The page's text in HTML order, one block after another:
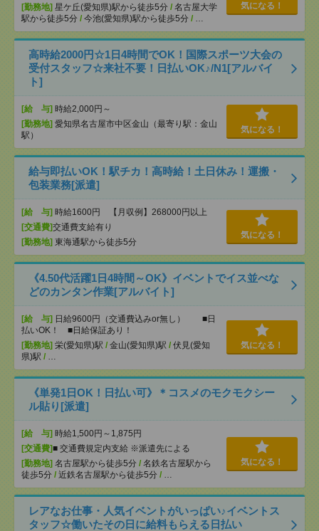
[勤務地] 星ケ丘(愛知県)駅から徒歩5分 / 名古屋大学
駅から徒歩5分 / 今池(愛知県)駅から徒歩5分 / …
気になる！
高時給2000円☆1日4時間でOK！国際スポーツ大会の
受付スタッフ☆来社不要！日払いOK♪/N1[アルバイ
ト]
[給 与] 時給2,000円～
[勤務地] 愛知県名古屋市中区金山（最寄り駅：金山
駅）
気になる！
給与即払いOK！駅チカ！高時給！土日休み！運搬・
包装業務[派遣]
[給 与] 時給1600円 【月収例】268000円以上
[交通費]交通費支給有り
[勤務地] 東海通駅から徒歩5分
気になる！
《4.50代活躍1日4時間～OK》イベントでイス並べな
どのカンタン作業[アルバイト]
[給 与] 日給9600円（交通費込みor無し） ■日
払いOK！ ■日給保証あり！
[勤務地] 栄(愛知県)駅 / 金山(愛知県)駅 / 伏見(愛知
県)駅 / …
気になる！
《単発1日OK！日払い可》＊コスメのモクモクシー
ル貼り[派遣]
[給 与] 時給1,500円～1,875円
[交通費]■ 交通費規定内支給 ※派遣先による
[勤務地] 名古屋駅から徒歩5分 / 名鉄名古屋駅から
徒歩5分 / 近鉄名古屋駅から徒歩5分 / …
気になる！
レアなお仕事・人気イベントがいっぱい♪イベントス
タッフ☆働いたその日に給料もらえる日払い